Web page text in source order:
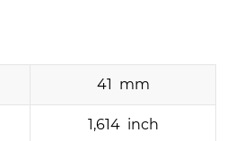
41 mm
1,614 inch